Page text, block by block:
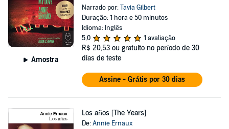
Amostra
Narrado por:Tavia Gilbert
Duração: 1 hora e 50 minutos
Idioma: Inglês
5,0
1 avaliação
R$ 20,53 ou gratuito no período de 30
dias de teste
Assine - Grátis por 30 dias
Los años [The Years]
De:Annie Ernaux